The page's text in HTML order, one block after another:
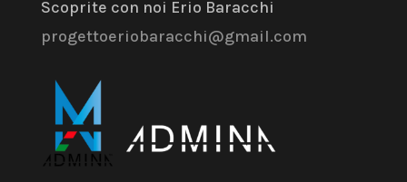
Scoprite con noi Erio Baracchi
progettoeriobaracchi@gmail.com